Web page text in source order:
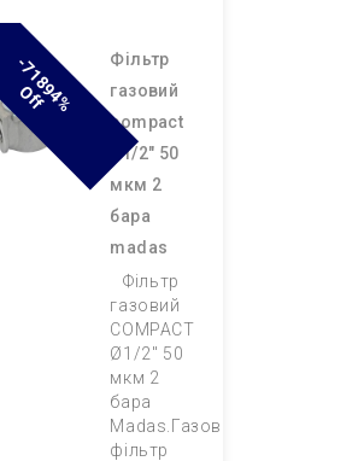
-
7
1
8
9
4
%
O
F
F
фільтр
газовий
compact
ø1/2″ 50
мкм 2
бара
madas
Фільтр
газовий
COMPACT
Ø1/2″ 50
мкм 2
бара
Madas.Газовий
фільтр